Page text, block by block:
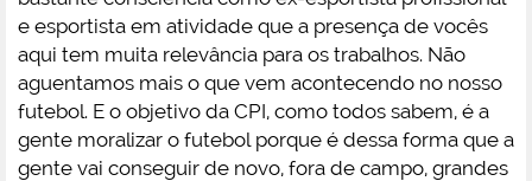
e esportista em atividade que a presença de vocês
aqui tem muita relevância para os trabalhos. Não
aguentamos mais o que vem acontecendo no nosso
futebol. E o objetivo da CPI, como todos sabem, é a
gente moralizar o futebol porque é dessa forma que a
gente vai conseguir de novo, fora de campo, grandes